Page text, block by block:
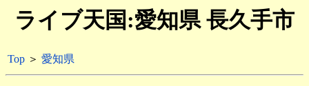
ライブ天国:愛知県 長久手市
Top ＞ 愛知県